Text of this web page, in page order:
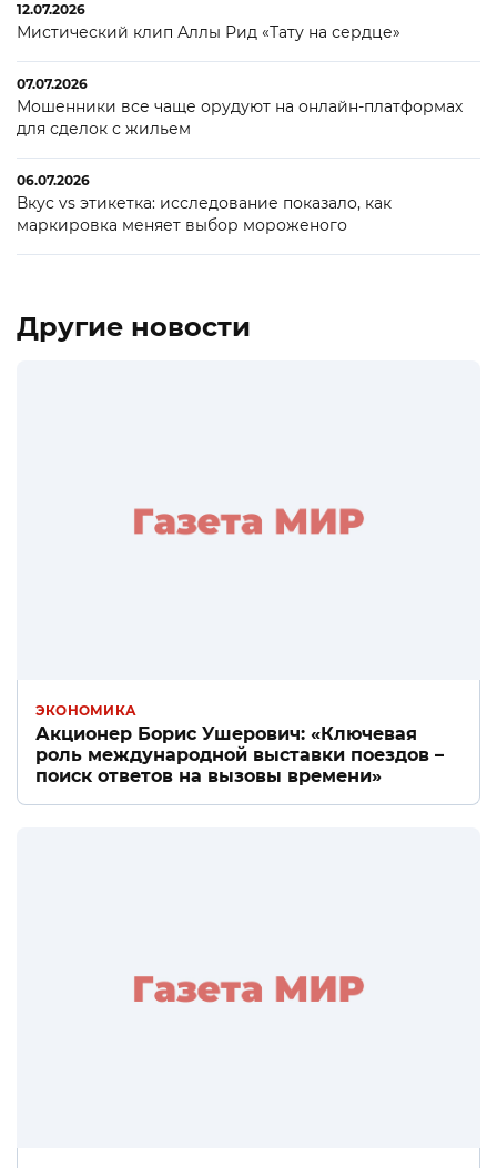
12.07.2026
Мистический клип Аллы Рид «Тату на сердце»
07.07.2026
Мошенники все чаще орудуют на онлайн-платформах
для сделок с жильем
06.07.2026
Вкус vs этикетка: исследование показало, как
маркировка меняет выбор мороженого
Другие новости
ЭКОНОМИКА
Акционер Борис Ушерович: «Ключевая
роль международной выставки поездов –
поиск ответов на вызовы времени»